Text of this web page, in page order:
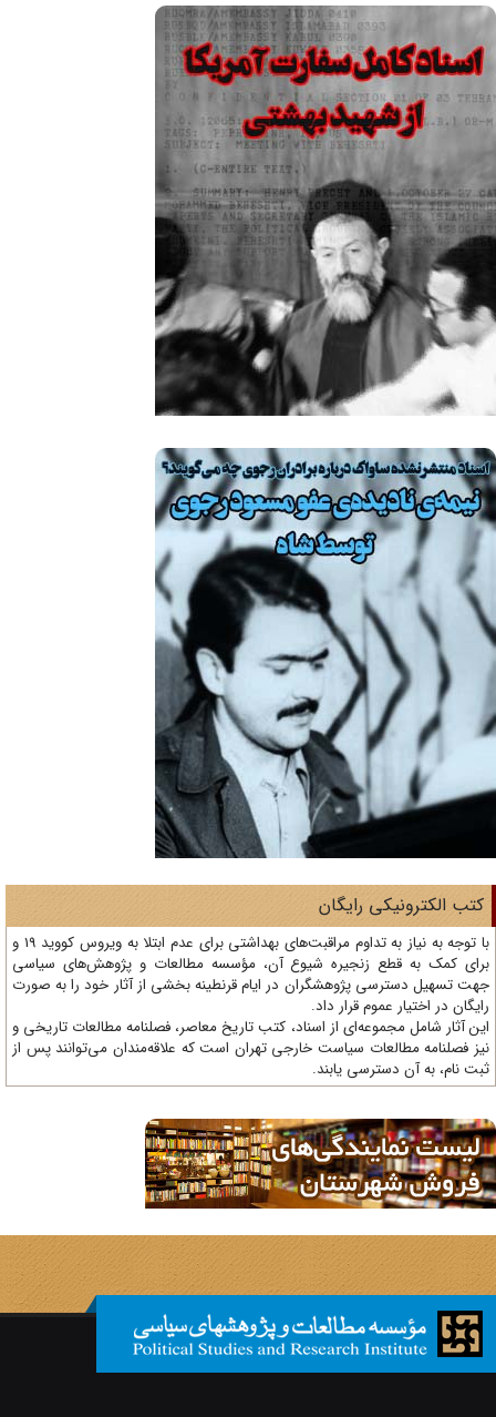
الکترونیکی رایگان
با توجه به نیاز به تداوم مراقبت‌های بهداشتی برای عدم ابتلا به ویروس کووید 19 و
کمک به قطع زنجیره شیوع آن، مؤسسه مطالعات و پژوهش‌های سیاسی
تسهیل دسترسی پژوهشگران در ایام قرنطینه بخشی از آثار خود را به صورت
در اختیار عموم قرار داد.
آثار شامل مجموعه‌ای از اسناد، کتب تاریخ معاصر، فصلنامه‌ مطالعات تاریخی و
فصلنامه مطالعات سیاست خارجی تهران است که علاقه‌مندان می‌توانند پس از
نام، به آن دسترسی یابند.